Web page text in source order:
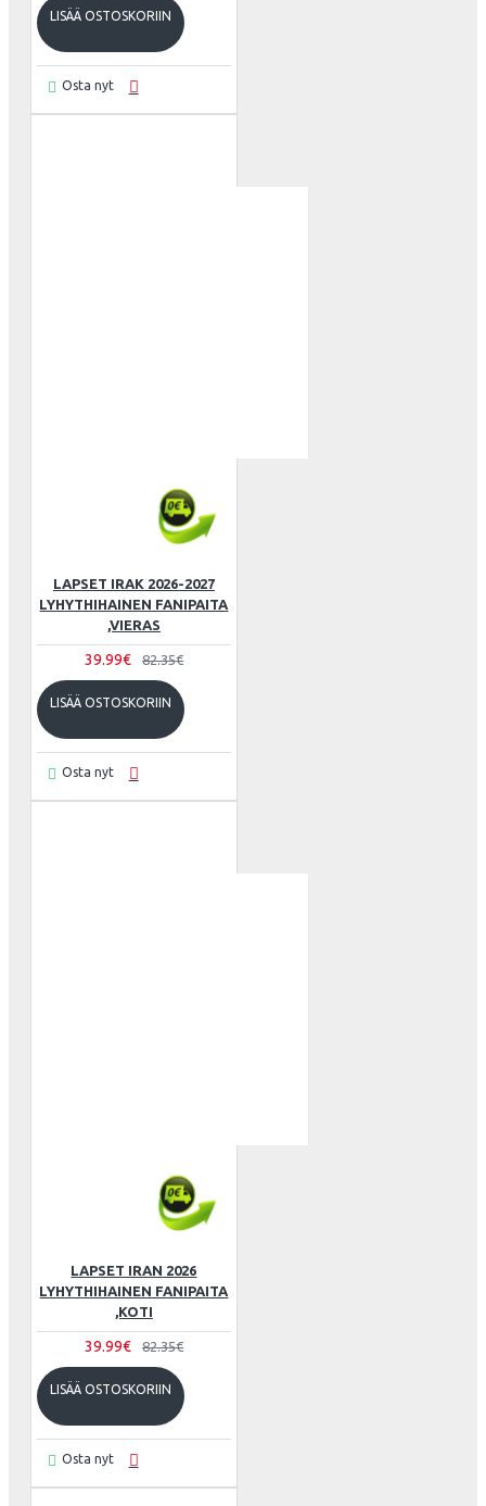
LISÄÄ OSTOSKORIIN
Osta nyt
LAPSET IRAK 2026-2027
LYHYTHIHAINEN FANIPAITA
,VIERAS
39.99€ 82.35€
LISÄÄ OSTOSKORIIN
Osta nyt
LAPSET IRAN 2026
LYHYTHIHAINEN FANIPAITA
,KOTI
39.99€ 82.35€
LISÄÄ OSTOSKORIIN
Osta nyt